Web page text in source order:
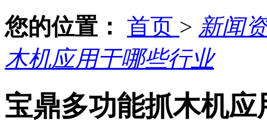
您的位置： 首页 > 新闻
木机应用于哪些行业
宝鼎多功能抓木机应